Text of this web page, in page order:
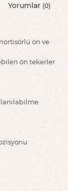
Yorumlar (0)
ön ve
ön tekerler